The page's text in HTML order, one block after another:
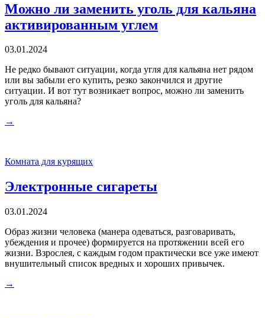
Можно ли заменить уголь для кальяна
активированным углем
03.01.2024
Не редко бывают ситуации, когда угля для кальяна нет рядом
или вы забыли его купить, резко закончился и другие
ситуации. И вот тут возникает вопрос, можно ли заменить
уголь для кальяна?
→
Комната для курящих
Электронные сигареты
03.01.2024
Образ жизни человека (манера одеваться, разговаривать,
убеждения и прочее) формируется на протяжении всей его
жизни. Взрослея, с каждым годом практически все уже имеют
внушительный список вредных и хороших привычек.
→